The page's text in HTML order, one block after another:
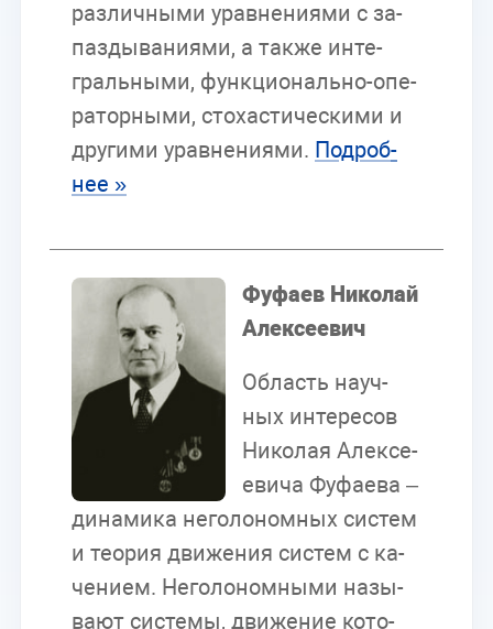
раз­лич­ны­ми урав­не­ни­я­ми с за­
паз­ды­ва­ни­я­ми, а так­же ин­те­
граль­ны­ми, функ­ци­о­наль­но-опе­
ра­тор­ны­ми, сто­ха­сти­че­ски­ми и
дру­ги­ми урав­не­ни­я­ми. По­дроб­
нее »
Фу­фа­ев Ни­ко­лай
Алек­се­е­вич
Об­ласть на­уч­
ных ин­те­ре­сов
Ни­ко­лая Алек­се­
е­ви­ча Фу­фа­е­ва –
ди­на­ми­ка него­ло­ном­ных си­стем
и тео­рия дви­же­ния си­стем с ка­
че­ни­ем. Него­ло­ном­ны­ми на­зы­
ва­ют си­сте­мы, дви­же­ние ко­то­